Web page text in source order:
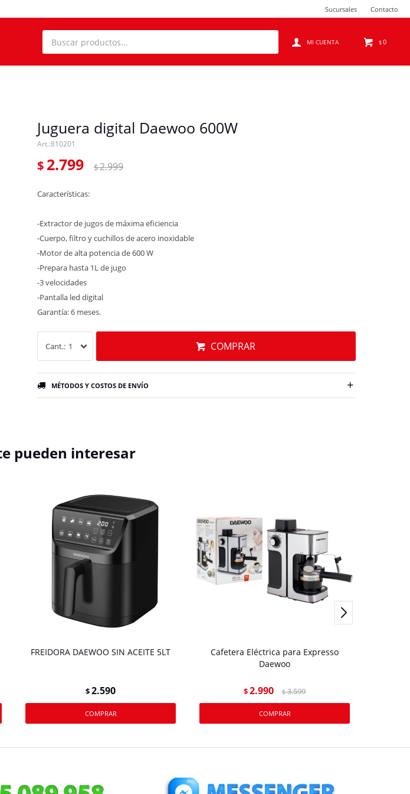
$0
Sucursales Contacto
Juguera digital Daewoo 600W
810201
$ 2.799 $2.999
Características:
-Extractor de jugos de máxima eficiencia
-Cuerpo, filtro y cuchillos de acero inoxidable
-Motor de alta potencia de 600 W
-Prepara hasta 1L de jugo
-3 velocidades
-Pantalla led digital
Garantía: 6 meses.
1 COMPRAR
MÉTODOS Y COSTOS DE ENVÍO
pueden interesar
FREIDORA DAEWOO SIN ACEITE 5LT
$2.590
Cafetera Eléctrica para Expresso
Daewoo
$2.990 $ 3.599